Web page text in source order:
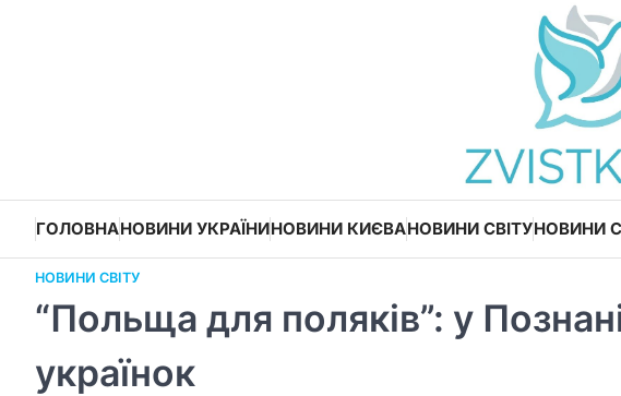
ГОЛОВНАНОВИНИ УКРАЇНИНОВИНИ КИЄВАНОВИНИ СВІТУНОВИНИ
НОВИНИ СВІТУ
“Польща для поляків”: у
українок